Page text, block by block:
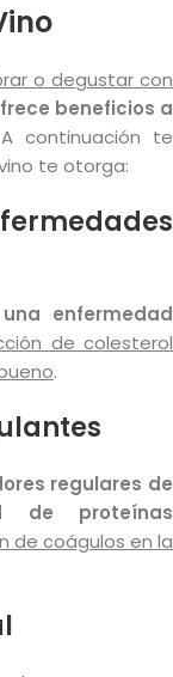
o degustar con
beneficios a
continuación te
te otorga:
enfermedad
de colesterol
.
regulares de
de proteínas
de coágulos en la